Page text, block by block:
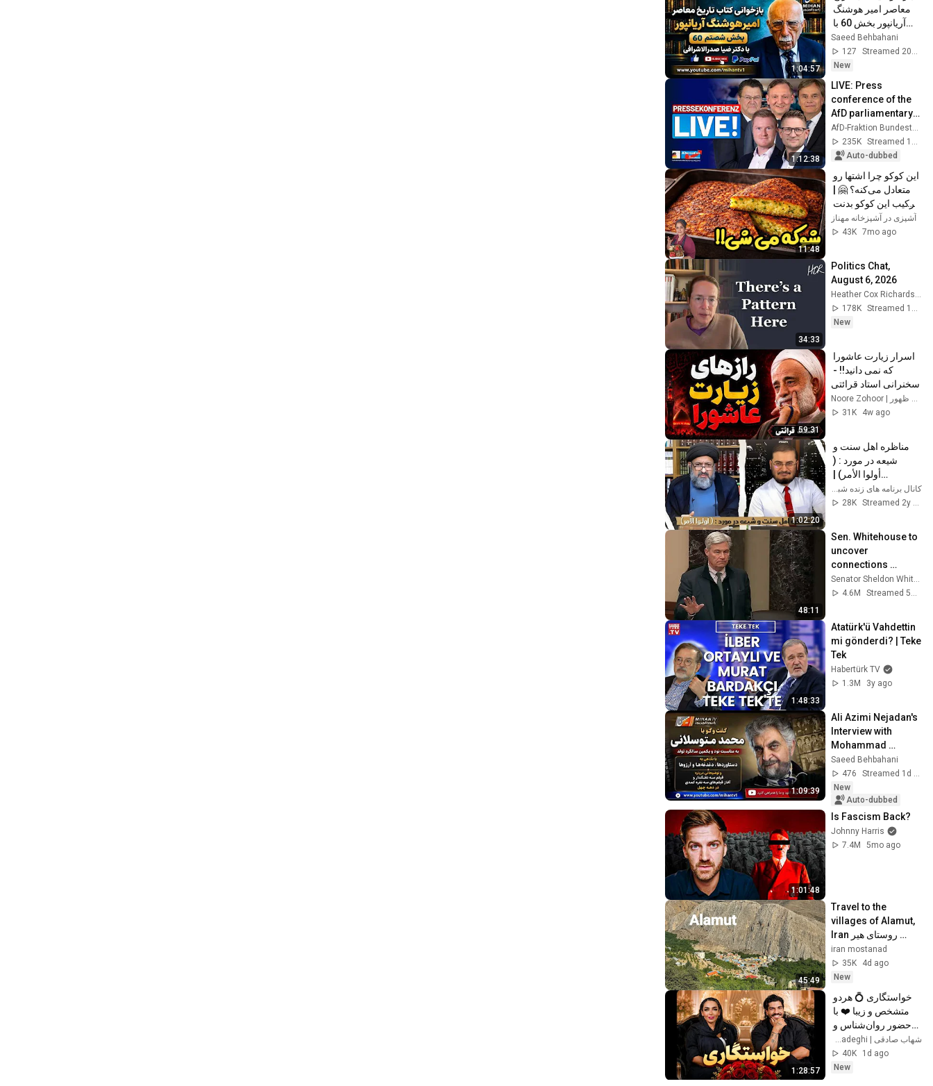
1:04:57
دکتر ضیا صدر
الاشرافی
Saeed Behbahani
127
Streamed 20h ago
New
1:12:38
LIVE: Press
conference of the
AfD parliamentary
group - This week
in the Bundestag
AfD-Fraktion Bundestag
235K
Streamed 1mo ago
Auto-dubbed
11:48
رو شوکه می‌کنه
آشپزی در آشپزخانه مهناز
43K 7mo ago
34:33
Politics Chat,
August 6, 2026
Heather Cox Richardson
178K
Streamed 16h ago
New
59:31
سخنرانی استاد قرائتی
Noore Zohoor | نور ظهور
31K
4w ago
1:02:20
شیعه در مورد : (
19/07/2024کانال برنامه های زنده شبکه جهانی کلمه
28K
Streamed 2y ago
48:11
Sen. Whitehouse to
uncover
connections
between Trump,
Russia, and
Senator Sheldon Whitehouse
4.6M
Streamed 5mo ago
1:48:33
Atatürk'ü Vahdettin
mi gönderdi? | Teke
Tek
Habertürk TV
1.3M
3y ago
1:09:39
Ali Azimi Nejadan's
Interview with
Mohammad
Motevaselani: On
the Eve of His
Birthday, His
Concern...
Saeed Behbahani
476
New
Auto-dubbed
1:01:48
Is Fascism Back?
Johnny Harris
7.4M
5mo ago
45:49
Travel to the
villages of Alamut,
Iran روستای هیر
الموت
iran mostanad
35K
4d ago
New
1:28:57
مشاور خانواده 🫂
40K
1d ago
New